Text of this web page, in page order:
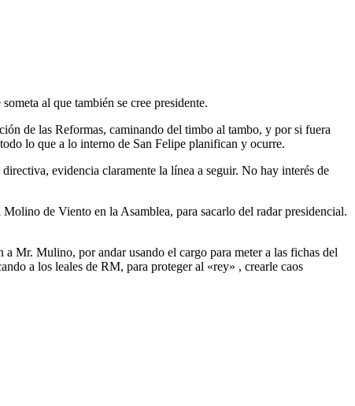
al que también se cree presidente.
de las Reformas, caminando del timbo al tambo, y por si fuera
lo que a lo interno de San Felipe planifican y ocurre.
evidencia claramente la línea a seguir. No hay interés de
de Viento en la Asamblea, para sacarlo del radar presidencial.
Mr. Mulino, por andar usando el cargo para meter a las fichas del
a los leales de RM, para proteger al «rey» , crearle caos